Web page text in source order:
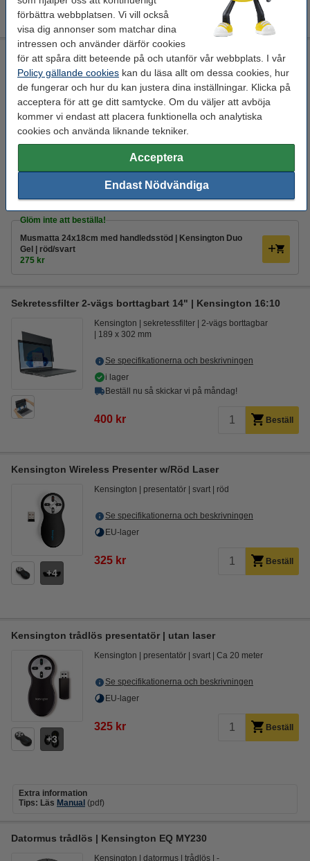
förbättra webbplatsen. Vi vill också
visa dig annonser som matchar dina
intressen och använder därför cookies
för att spåra ditt beteende på och utanför vår webbplats. I vår
Policy gällande cookies kan du läsa allt om dessa cookies, hur
de fungerar och hur du kan justera dina inställningar. Klicka på
acceptera för att ge ditt samtycke. Om du väljer att avböja
kommer vi endast att placera funktionella och analytiska
cookies och använda liknande tekniker.
Acceptera
Endast Nödvändiga
275 kr
Handledsstöd för tangentbord | Kensington Duo Gel |
röd/svart
3
handledsstöd gel röd / svart 468 x 80 x 31 mm
Se specifikationerna och beskrivningen
EU-lager
Glöm inte att beställa!
Musmatta 24x18cm med handledsstöd | Kensington Duo
Gel | röd/svart
275 kr
Sekretessfilter 2-vägs borttagbart 14" | Kensington 16:10
Kensington sekretessfilter
2-vägs borttagbar
189 x 302 mm
Se specifikationerna och beskrivningen
i lager
Beställ nu så skickar vi på måndag!
400 kr Beställ
Kensington Wireless Presenter w/Röd Laser
4
Kensington presentatör svart röd
Se specifikationerna och beskrivningen
EU-lager
325 kr Beställ
Kensington trådlös presentatör | utan laser
3
Kensington presentatör svart Ca 20 meter
Se specifikationerna och beskrivningen
EU-lager
325 kr Beställ
Extra information
Tips: Läs Manual (pdf)
Datormus trådlös | Kensington EQ MY230
Kensington datormus trådlös -